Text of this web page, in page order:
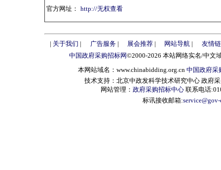
官方网址： http://无权查看
| 关于我们 | 广告服务| 展会推荐| 网站导航 |
友情
中国政府采购招标网©2000-2026 本站网络实名/中文
本网站域名：www.chinabidding.org.cn 中国政府采
技术支持：北京中政发科学技术研究中心 政府
网站管理： 政府采购招标中心 联系电话
标讯接收邮箱: